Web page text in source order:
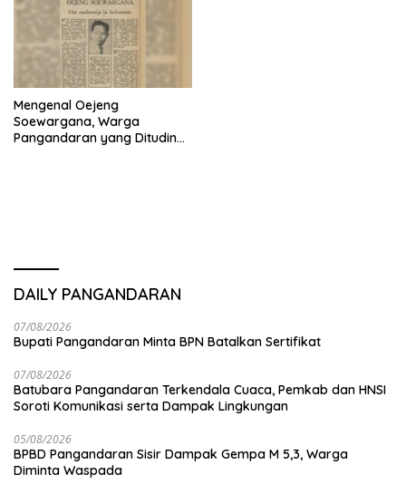
Mengenal Oejeng
Soewargana, Warga
Pangandaran yang Dituding
DAILY PANGANDARAN
07/08/2026
Bupati Pangandaran Minta BPN Batalkan Sertifikat
07/08/2026
Batubara Pangandaran Terkendala Cuaca, Pemkab dan HNSI
Soroti Komunikasi serta Dampak Lingkungan
05/08/2026
BPBD Pangandaran Sisir Dampak Gempa M 5,3, Warga
Diminta Waspada